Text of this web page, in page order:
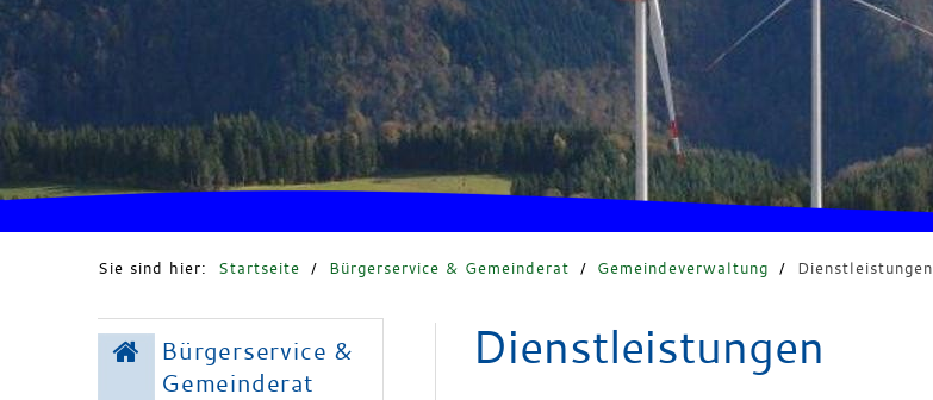
Sie sind hier: Startseite / Bürgerservice & Gemeinderat / Gemeindeverwaltung / Dienstleistungen
Bürgerservice &
Gemeinderat
Dienstleistungen